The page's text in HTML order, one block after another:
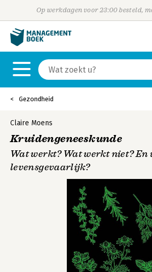
Op werkdagen voor 23:00 besteld,
Gezondheid
Claire Moens
Kruidengeneeskunde
Wat werkt? Wat werkt niet? En
levensgevaarlijk?